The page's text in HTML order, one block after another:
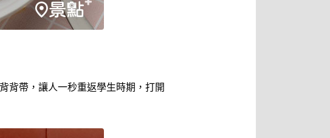
背帶，讓人一秒重返學生時期，打開